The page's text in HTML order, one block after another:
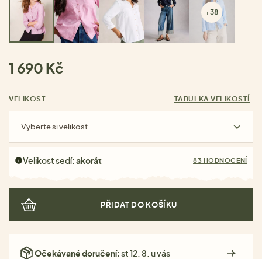
+38
1 690 Kč
VELIKOST TABULKA VELIKOSTÍ
Vyberte si velikost
Velikost sedí:akorát 83 HODNOCENÍ
PŘIDAT DO KOŠÍKU
Očekávané doručení:st 12. 8. u vás